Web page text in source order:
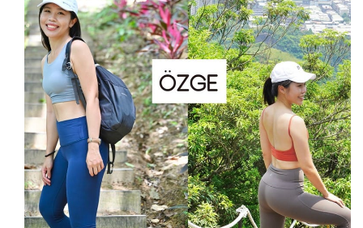
好
穿!!
親
膚
舒
適
彈
性
佳!
運
動
不
卡